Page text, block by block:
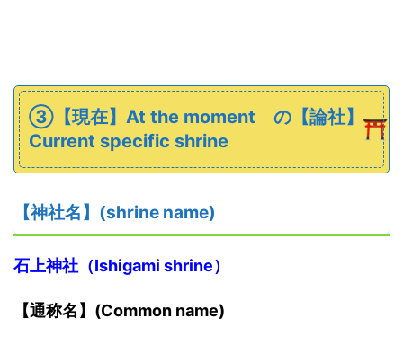
➂【現在】At the moment の 【論社】
Current specific shrine
【神社名】(shrine name)
石上神社（Ishigami shrine）
【通称名】(Common name)